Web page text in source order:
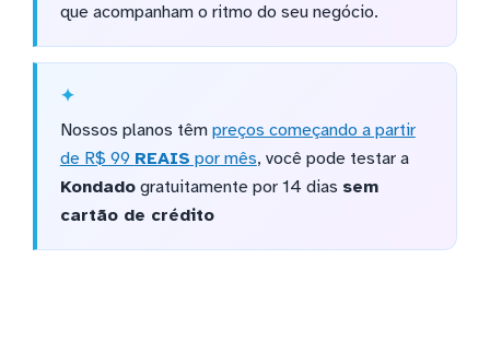
que acompanham o ritmo do seu negócio.
Nossos planos têm preços começando a partir
de R$ 99 REAIS por mês, você pode testar a
Kondadogratuitamente por 14 dias sem
cartão de crédito